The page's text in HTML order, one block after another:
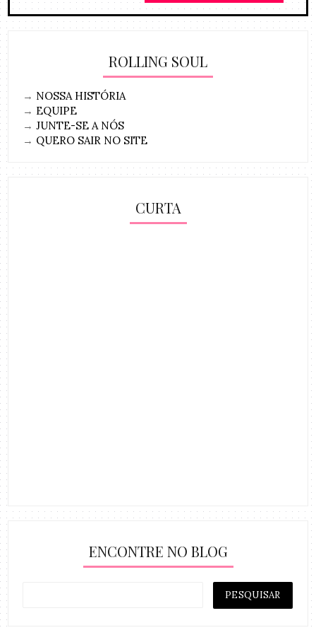
ROLLING SOUL
→ NOSSA HISTÓRIA
→ EQUIPE
→JUNTE-SE A NÓS
→ QUERO SAIR NO SITE
CURTA
ENCONTRE NO BLOG